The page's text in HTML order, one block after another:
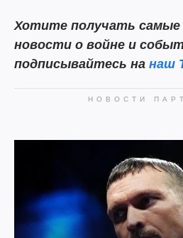
Хотите получать самые
новости о войне и
подписывайтесь на наш